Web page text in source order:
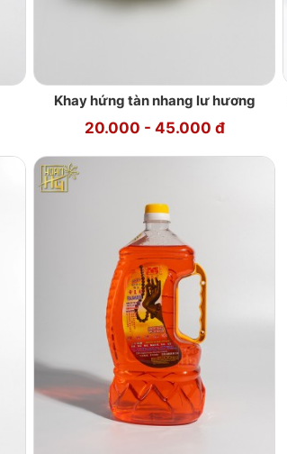
Khay hứng tàn nhang lư hương
20.000 - 45.000 đ